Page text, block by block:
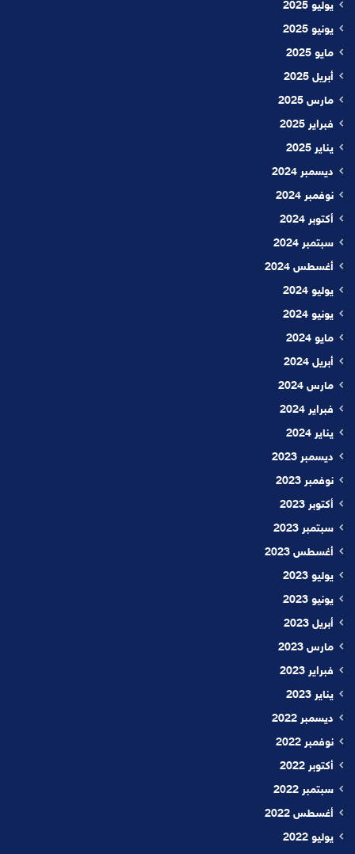
يوليو 2025
يونيو 2025
مايو 2025
أبريل 2025
مارس 2025
فبراير 2025
يناير 2025
ديسمبر 2024
نوفمبر 2024
أكتوبر 2024
سبتمبر 2024
أغسطس 2024
يوليو 2024
يونيو 2024
مايو 2024
أبريل 2024
مارس 2024
فبراير 2024
يناير 2024
ديسمبر 2023
نوفمبر 2023
أكتوبر 2023
سبتمبر 2023
أغسطس 2023
يوليو 2023
يونيو 2023
أبريل 2023
مارس 2023
فبراير 2023
يناير 2023
ديسمبر 2022
نوفمبر 2022
أكتوبر 2022
سبتمبر 2022
أغسطس 2022
يوليو 2022